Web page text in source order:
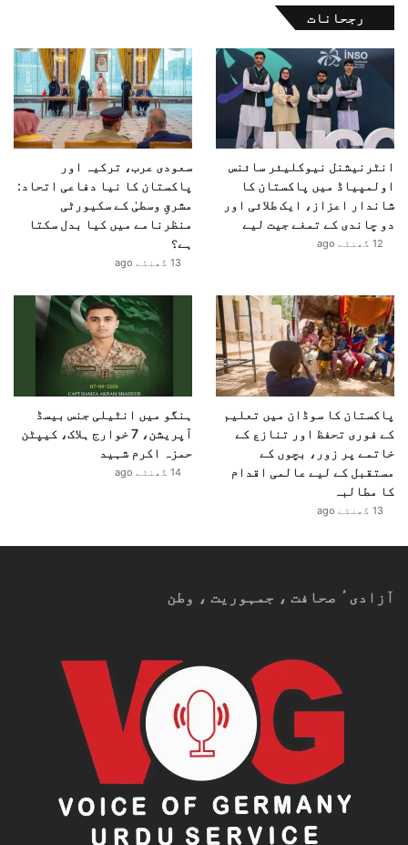
سنگین ہو سکتے ہیں، جس کے اثرات نہ صرف پاکستان اور
بھی مرتب ہونے کا خدشہ ہے۔
رجحانات
انٹرنیشنل نیوکلیئر سائنس
اولمپیاڈ میں پاکستان کا
شاندار اعزاز، ایک طلائی اور
دو چاندی کے تمغے جیت لیے
12 گھنٹے ago
سعودی عرب، ترکیہ اور
پاکستان کا نیا دفاعی اتحاد:
مشرقِ وسطیٰ کے سکیورٹی
منظرنامے میں کیا بدل سکتا
ہے؟
13 گھنٹے ago
پاکستان کا سوڈان میں تعلیم
کے فوری تحفظ اور تنازع کے
خاتمے پر زور، بچوں کے
مستقبل کے لیے عالمی اقدام
کا مطالبہ
13 گھنٹے ago
ہنگو میں انٹیلی جنس بیسڈ
آپریشن، 7 خوارج ہلاک، کیپٹن
حمزہ اکرم شہید
14 گھنٹے ago
آزادیٴ صحافت ، جمہوریت ، وطن